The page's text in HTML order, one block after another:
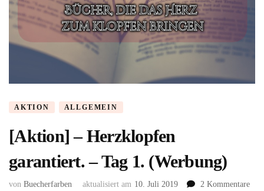
AKTION ALLGEMEIN
[Aktion] – Herzklopfen
garantiert. – Tag 1. (Werbung)
von Buecherfarben aktualisiert am 10. Juli 2019 2 Kommentarezu